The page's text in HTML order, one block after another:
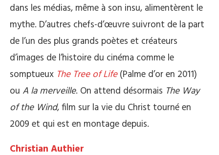
dans les médias, même à son insu, alimentèrent le
mythe. D’autres chefs-d’œuvre suivront de la part
de l’un des plus grands poètes et créateurs
d’images de l’histoire du cinéma comme le
somptueux The Tree of Life(Palme d’or en 2011)
ou A la merveille. On attend désormais The Way
of the Wind, film sur la vie du Christ tourné en
2009 et qui est en montage depuis.
Christian Authier